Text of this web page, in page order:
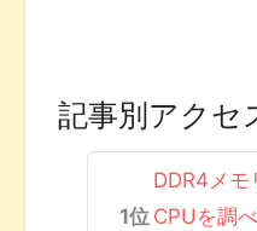
記事別アクセ
DDR4メ
CPUを調